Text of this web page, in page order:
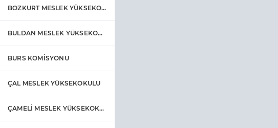
BOZKURT MESLEK YÜKSEKOKULU
BULDAN MESLEK YÜKSEKOKULU
BURS KOMİSYONU
ÇAL MESLEK YÜKSEKOKULU
ÇAMELİ MESLEK YÜKSEKOKULU